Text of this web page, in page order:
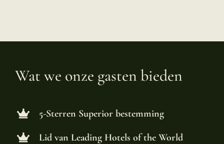
Wat we onze gasten bieden
5-Sterren Superior bestemming
Lid van Leading Hotels of the World